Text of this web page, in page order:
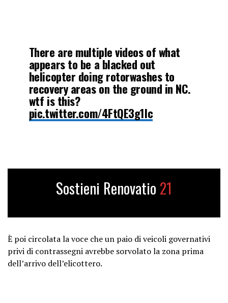
There are multiple videos of what
appears to be a blacked out
helicopter doing rotorwashes to
recovery areas on the ground in NC.
wtf is this?
pic.twitter.com/4FtQE3g1Ic
Sostieni Renovatio 21
È poi circolata la voce che un paio di veicoli governativi
privi di contrassegni avrebbe sorvolato la zona prima
dell’arrivo dell’elicottero.